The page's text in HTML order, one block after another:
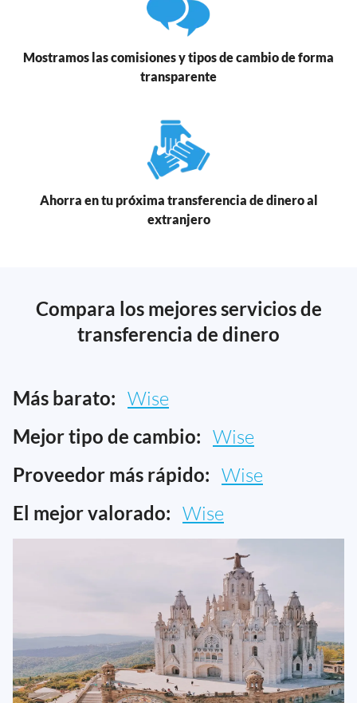
Mostramos las comisiones y tipos de cambio de forma
transparente
Ahorra en tu próxima transferencia de dinero al
extranjero
Compara los mejores servicios de
transferencia de dinero
Más barato: Wise
Mejor tipo de cambio: Wise
Proveedor más rápido: Wise
El mejor valorado: Wise